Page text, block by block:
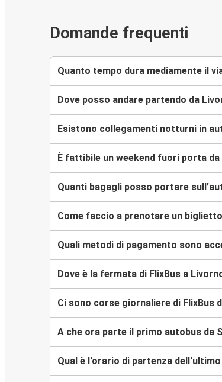
Domande frequenti
Quanto tempo dura mediamente il
Dove posso andare partendo da
Esistono collegamenti notturni in
È fattibile un weekend fuori porta da
Quanti bagagli posso portare
Come faccio a prenotare un
Quali metodi di pagamento sono
Dove è la fermata di FlixBus a
Ci sono corse giornaliere di FlixBus
A che ora parte il primo autobus da
Qual è l'orario di partenza